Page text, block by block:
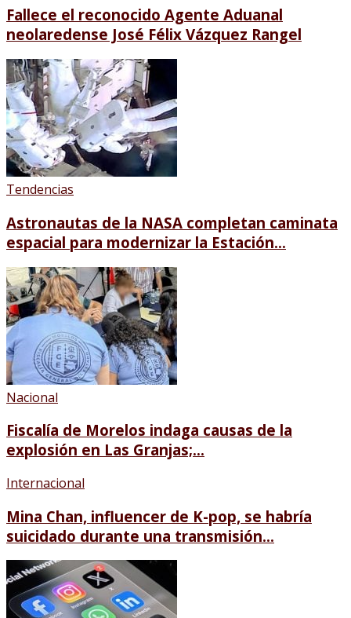
Fallece el reconocido Agente Aduanal
neolaredense José Félix Vázquez Rangel
Tendencias
Astronautas de la NASA completan caminata
espacial para modernizar la Estación...
Nacional
Fiscalía de Morelos indaga causas de la
explosión en Las Granjas;...
Internacional
Mina Chan, influencer de K-pop, se habría
suicidado durante una transmisión...